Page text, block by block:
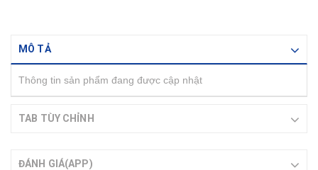
MÔ TẢ
Thông tin sản phẩm đang được cập nhật
TAB TÙY CHỈNH
ĐÁNH GIÁ(APP)